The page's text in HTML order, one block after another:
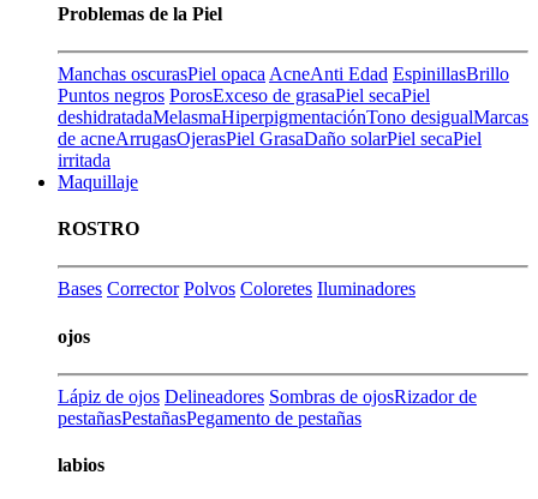
Problemas de la Piel
Manchas oscurasPiel opaca AcneAnti Edad EspinillasBrillo
Puntos negros PorosExceso de grasaPiel secaPiel
deshidratadaMelasmaHiperpigmentaciónTono desigualMarcas
de acneArrugasOjerasPiel GrasaDaño solarPiel secaPiel
irritada
Maquillaje
ROSTRO
Bases Corrector Polvos Coloretes Iluminadores
ojos
Lápiz de ojos Delineadores Sombras de ojosRizador de
pestañasPestañasPegamento de pestañas
labios